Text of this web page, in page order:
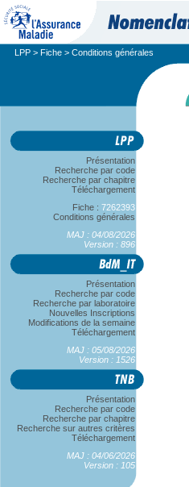
LPP > Fiche > Conditions générales
Présentation
Recherche par code
Recherche par chapitre
Téléchargement
Fiche : 7262393
Conditions générales
MAJ : 04/08/2026
Version : 896
Présentation
Recherche par code
Recherche par laboratoire
Nouvelles Inscriptions
Modifications de la semaine
Téléchargement
MAJ : 05/08/2026
Version : 1526
Présentation
Recherche par code
Recherche par chapitre
Recherche sur autres critères
Téléchargement
MAJ : 04/06/2026
Version : 105